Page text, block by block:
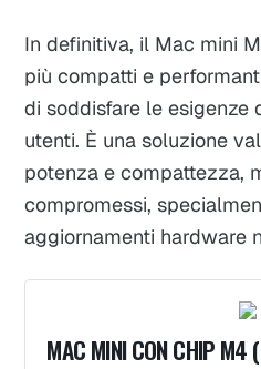
In definitiva, il Mac mini
più compatti e
di soddisfare le esigenze
utenti. È una soluzione
potenza e compattezza,
compromessi,
aggiornamenti hardware
MAC MINI CON CHIP